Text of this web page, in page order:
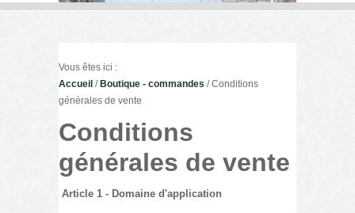
Vous êtes ici :
Accueil /Boutique - commandes / Conditions
générales de vente
Conditions
générales de vente
Article 1 - Domaine d'application